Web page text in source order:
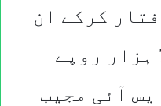
کرکے ان
کے قبضے سے مبلغ 78 ہزار روپے
آئی مجیب